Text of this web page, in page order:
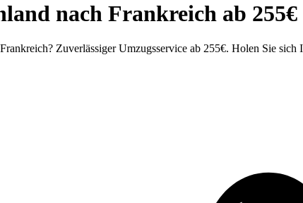
nach Frankreich ab
Zuverlässiger Umzugsservice ab 255€. Holen Sie